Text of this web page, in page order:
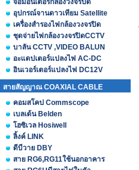
จอมอนิเตอร์กล้องวงจรปิด
อุปกรณ์จานดาวเทียม Satellite
เครื่องสำรองไฟกล้องวงจรปิด
ชุดจ่ายไฟกล้องวงจรปิดCCTV
บาลัน CCTV ,VIDEO BALUN
อะแดปเตอร์แปลงไฟ AC-DC
อินเวอร์เตอร์แปลงไฟ DC12V
สายสัญญาณ COAXIAL CABLE
คอมสโคป Commscope
เบลเด้น Belden
โฮซิเวล Hosiwell
ลิ้งค์ LINK
ดีบีวาย DBY
สาย RG6,RG11ใช้นอกอาคาร